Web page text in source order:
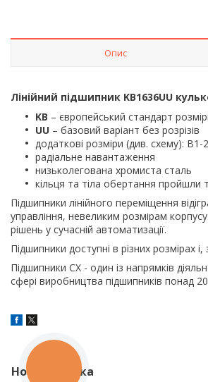
Опис
Лінійний підшипник KB1636UU
KB – європейський стандарт
UU – базовий варіант без розрізів
додаткові розміри (див. схему):
радіальне навантаження
низьколегована хромиста сталь
кільця та тіла обертання пройшли
Підшипники лінійного переміщення
управління, невеликим розмірам
рішень у сучасній автоматизації.
Підшипники доступні в різних розмірах
Підшипники CX - один із напрямків
сфері виробництва підшипників понад
Нова колонка